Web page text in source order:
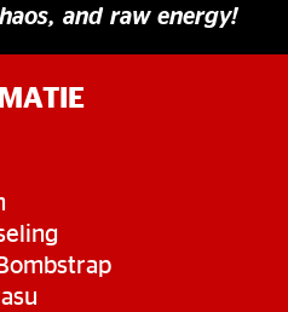
and raw energy!